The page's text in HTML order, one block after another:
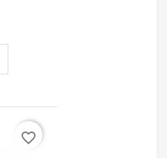
favorite_border